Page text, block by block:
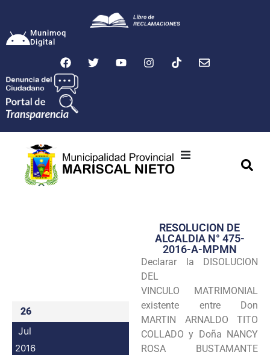
Munimoq
Digital
Transparencia
Seguridad
Programas
Intranet
26
Jul
2016
RESOLUCION DE
ALCALDIA N° 475-
2016-A-MPMN
Declarar la DISOLUCION
DEL
VINCULO MATRIMONIAL
existente entre Don
MARTIN ARNALDO TITO
COLLADO y Doña NANCY
ROSA BUSTAMANTE